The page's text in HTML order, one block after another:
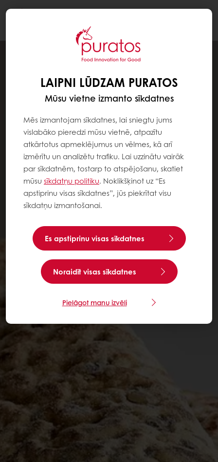
LAIPNI LŪDZAM PURATOS
Mūsu vietne izmanto sīkdatnes
Mēs izmantojam sīkdatnes, lai sniegtu jums
vislabāko pieredzi mūsu vietnē, atpazītu
atkārtotus apmeklējumus un vēlmes, kā arī
izmērītu un analizētu trafiku. Lai uzzinātu vairāk
par sīkdatnēm, tostarp to atspējošanu, skatiet
mūsu sīkdatņu politiku. Noklikšķinot uz “Es
apstiprinu visas sīkdatnes”, jūs piekrītat visu
sīkdatņu izmantošanai.
Es apstiprinu visas sīkdatnes
Noraidīt visas sīkdatnes
Pielāgot manu izvēli